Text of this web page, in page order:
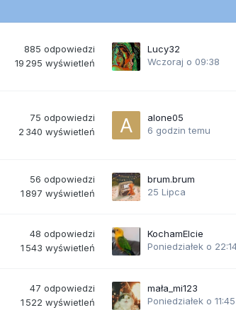
885 odpowiedzi
19 295 wyświetleń
Lucy32
Wczoraj o 09:38
75 odpowiedzi
2 340 wyświetleń
alone05
6 godzin temu
56 odpowiedzi
1 897 wyświetleń
brum.brum
25 Lipca
48 odpowiedzi
1 543 wyświetleń
KochamElcie
Poniedziałek o
47 odpowiedzi
1 522 wyświetleń
mała_mi123
Poniedziałek o 11:45